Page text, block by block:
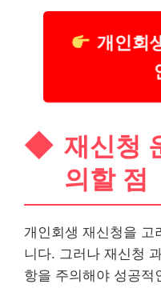
개인회
재신청
의할 점
개인회생 재신청을 고
니다. 그러나 재신청
항을 주의해야 성공적